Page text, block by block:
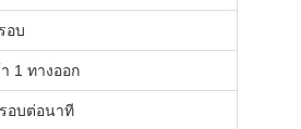
อบ
1 ทางออก
อบต่อนาที